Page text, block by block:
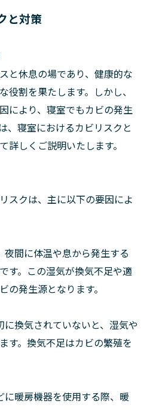
と対策
と休息の場であり、健康的な
役割を果たします。しかし、
により、寝室でもカビの発生
、寝室におけるカビリスクと
詳しくご説明いたします。
スクは、主に以下の要因によ
夜間に体温や息から発生する
す。この湿気が換気不足や適
の発生源となります。
に換気されていないと、湿気や
す。換気不足はカビの繁殖を
に暖房機器を使用する際、暖